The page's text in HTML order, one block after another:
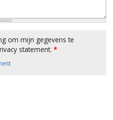
om mijn gegevens te
statement. *